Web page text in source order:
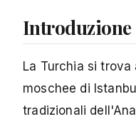
Introduzione
La Turchia si
moschee di
tradizionali